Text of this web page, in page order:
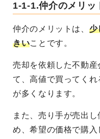
1-1-1.仲介のメリッ
仲介のメリットは、 少
きいことです。
売却を依頼した不動
て、高値で買ってく
が多くなります。
また、売り手が売出
め、希望の価格で購